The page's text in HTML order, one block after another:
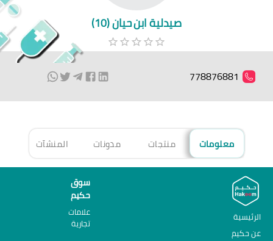
صيدلية ابن حيان (10)
778876881
معلومات منتجات مدونات المنشآت
الرئيسية
عن حكيم
سوق
حكيم
علامات
تجارية